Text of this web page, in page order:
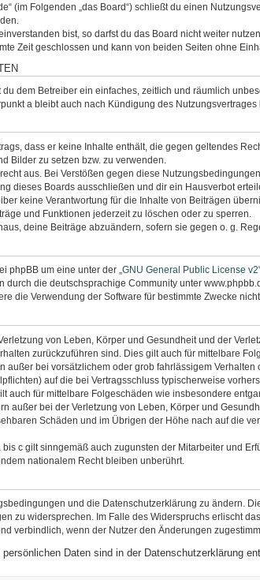
(im Folgenden „das Board“) schließt du einen
bist, so darfst du das Board nicht weiter
Zeit geschlossen und kann von beiden Seiten ohne
dem Betreiber ein einfaches, zeitlich und räumlich
a bleibt auch nach Kündigung des Nutzungsvertrages
dass er keine Inhalte enthält, die gegen geltendes
Bilder zu setzen bzw. zu verwenden.
aus. Bei Verstößen gegen diese
dieses Boards ausschließen und dir ein Hausverbot
keine Verantwortung für die Inhalte von Beiträgen
und Funktionen jederzeit zu löschen oder zu sperren.
deine Beiträge abzuändern, sofern sie gegen o. g.
phpBB um eine unter der „GNU General Public License v2
durch die deutschsprachige Community unter
die Verwendung der Software für bestimmte Zwecke
von Leben, Körper und Gesundheit und der
zurückzuführen sind. Dies gilt auch für mittelbare
außer bei vorsätzlichem oder grob fahrlässigem
auf die bei Vertragsschluss typischerweise
auch für mittelbare Folgeschäden wie insbesondere
außer bei der Verletzung von Leben, Körper und
Schäden und im Übrigen der Höhe nach auf die
c gilt sinngemäß auch zugunsten der Mitarbeiter und
nationalem Recht bleiben unberührt.
und die Datenschutzerklärung zu ändern.
zu widersprechen. Im Falle des Widerspruchs erlischt
verbindlich, wenn der Nutzer den Änderungen
Daten sind in der Datenschutzerklärung